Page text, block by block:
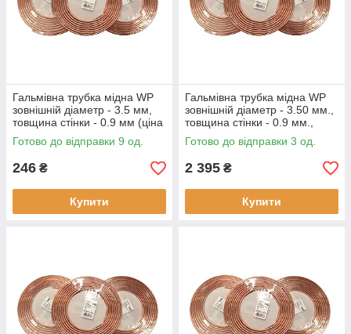
Гальмівна трубка мідна WP
зовнішній діаметр - 3.5 мм,
товщина стінки - 0.9 мм (ціна
за метр)
Готово до відправки 9 од.
246 ₴
Купити
Гальмівна трубка мідна WP
зовнішній діаметр - 3.50 мм.,
товщина стінки - 0.9 мм.,
(ціна за бухту - 10 метрів)
Готово до відправки 3 од.
2 395 ₴
Купити